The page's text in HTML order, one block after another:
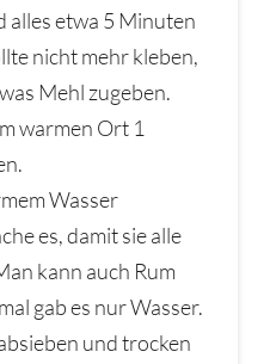
alles etwa 5 Minuten
nicht mehr kleben,
Mehl zugeben.
warmen Ort 1
Wasser
es, damit sie alle
kann auch Rum
gab es nur Wasser.
und trocken